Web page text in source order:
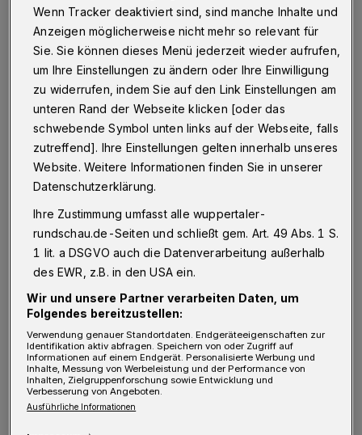
D ie Mitglieder der Jury stehen für die
breite Expertise, die neben der
wissenschaftlichen auch die internationale
und die Perspektive der Praxis repräsentiert:
Prof. Dr. Shen Xiaomeng, Vizerektorin an der
Universität der Vereinten Nationen in Europa,
Prof. Dr. Kathrin Greiff als Leiterin des
der RWTH Aachen University, Peter
Scharfenberg, Fachreferent Klimaschutz und
Energiemanagement der Handwerkskammer
Düsseldorf sowie, als Vorsitzender der Jury,
Prof. Dr. Lambert T. Koch, Altrektor der
Bergischen Universität Wuppertal und
ehemaliger Vorsitzender der
Landesrektorenkonferenz der Universität
Wenn Tracker deaktiviert sind, sind manche Inhalte und
Anzeigen möglicherweise nicht mehr so relevant für
Sie. Sie können dieses Menü jederzeit wieder aufrufen,
um Ihre Einstellungen zu ändern oder Ihre Einwilligung
zu widerrufen, indem Sie auf den Link Einstellungen am
unteren Rand der Webseite klicken [oder das
schwebende Symbol unten links auf der Webseite, falls
zutreffend]. Ihre Einstellungen gelten innerhalb unseres
Website. Weitere Informationen finden Sie in unserer
Datenschutzerklärung.
Ihre Zustimmung umfasst alle wuppertaler-
rundschau.de-Seiten und schließt gem. Art. 49 Abs. 1 S.
1 lit. a DSGVO auch die Datenverarbeitung außerhalb
des EWR, z.B. in den USA ein.
Wir und unsere Partner verarbeiten Daten, um
Folgendes bereitzustellen:
Verwendung genauer Standortdaten. Endgeräteeigenschaften zur
Identifikation aktiv abfragen. Speichern von oder Zugriff auf
Informationen auf einem Endgerät. Personalisierte Werbung und
Inhalte, Messung von Werbeleistung und der Performance von
Inhalten, Zielgruppenforschung sowie Entwicklung und
Verbesserung von Angeboten.
Ausführliche Informationen